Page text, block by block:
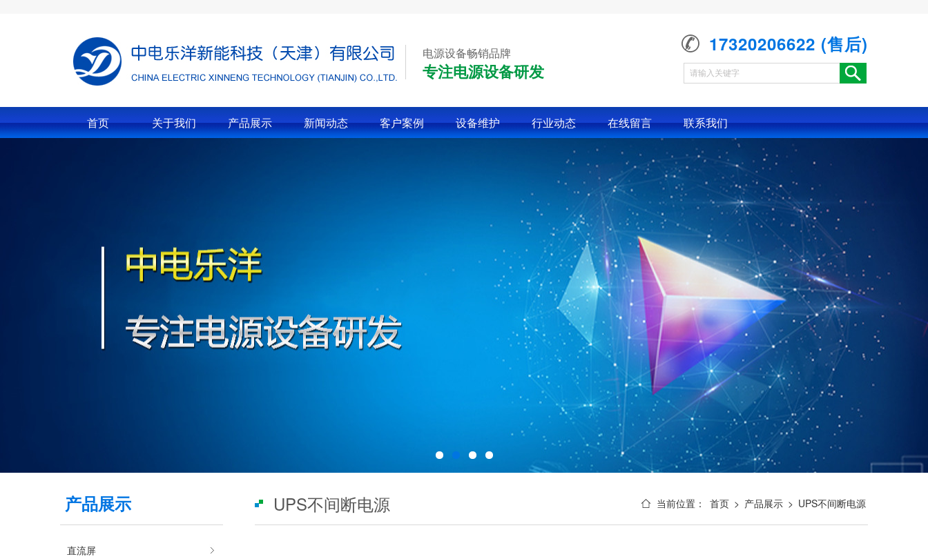
电源设备畅销品牌
专注电源设备研发
17320206622 (售后)
首页 关于我们 产品展示 新闻动态 客户案例 设备维护 行业动态 在线留言 联系我们
产品展示
直流屏
当前位置： 首页 > 产品展示 > UPS不间断电源
UPS不间断电源